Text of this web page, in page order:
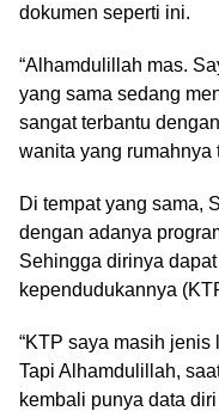
dokumen seperti ini.
“Alhamdulillah mas.
yang sama sedang
sangat terbantu
wanita yang rumahnya
Di tempat yang sama,
dengan adanya
Sehingga dirinya
kependudukannya
“KTP saya masih
Tapi Alhamdulillah,
kembali punya data